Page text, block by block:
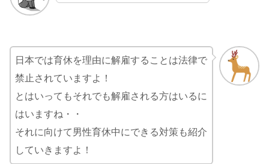
日本では育休を理由に解雇することは法律で
禁止されていますよ！
とはいってもそれでも解雇される方はいるに
はいますね・・
それに向けて男性育休中にできる対策も紹介
していきますよ！